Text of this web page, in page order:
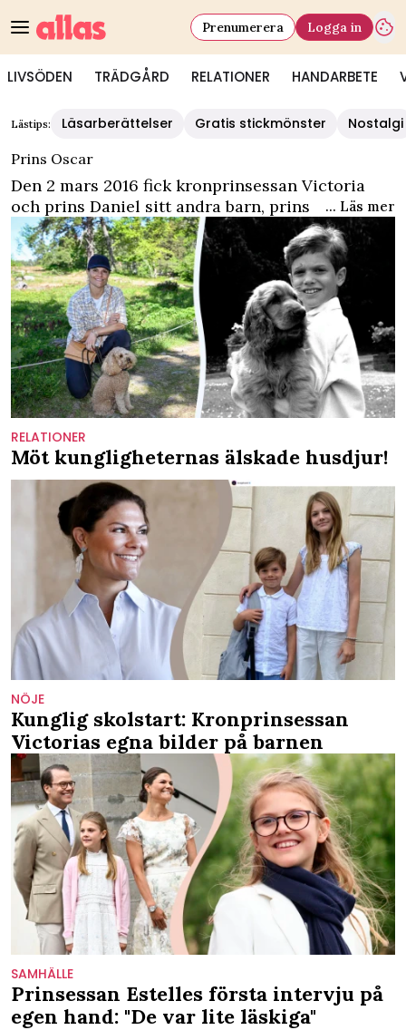
LIVSÖDEN TRÄDGÅRD RELATIONER HANDARBETE
Prenumerera Logga in
Lästips: Läsarberättelser Gratis stickmönster
Nostalgi
Prins Oscar
Den 2 mars 2016 fick kronprinsessan Victoria
och prins Daniel sitt andra barn, prins Oscar.
Han är en svensk arvsprins och hertig av Skåne.
Prins Oscar är yngre bror till prinsessan Estelle.
Enligt successionsordningen är han nummer tre
i den svenska tronföljden. Prins Oscars
stjärntecken är fiskarna.
... Läs mer
RELATIONER
Möt kungligheternas älskade husdjur!
NÖJE
Kunglig skolstart: Kronprinsessan
Victorias egna bilder på barnen
SAMHÄLLE
Prinsessan Estelles första intervju på
egen hand: "De var lite läskiga"